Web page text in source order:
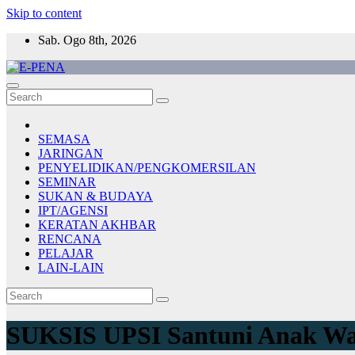
Skip to content
Sab. Ogo 8th, 2026
E-PENA
Berita Digital Terkini
SEMASA
JARINGAN
PENYELIDIKAN/PENGKOMERSILAN
SEMINAR
SUKAN & BUDAYA
IPT/AGENSI
KERATAN AKHBAR
RENCANA
PELAJAR
LAIN-LAIN
SUKSIS UPSI Santuni Anak